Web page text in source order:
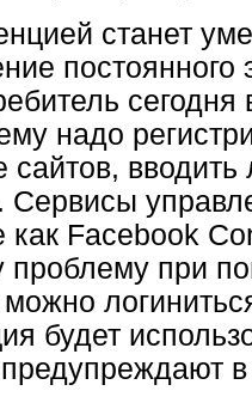
станет
постоянного
надо
вводить
Сервисы
Facebook
проблему при
будет